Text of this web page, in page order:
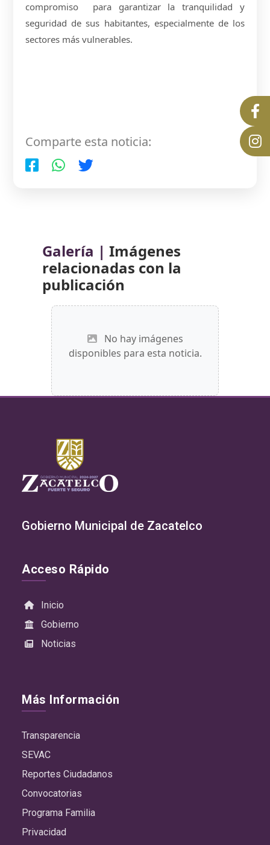
compromiso para garantizar la tranquilidad y
seguridad de sus habitantes, especialmente de los
sectores más vulnerables.
Comparte esta noticia:
Galería | Imágenes
relacionadas con la
publicación
No hay imágenes
disponibles para esta noticia.
Gobierno Municipal de Zacatelco
Acceso Rápido
Inicio
Gobierno
Noticias
Más Información
Transparencia
SEVAC
Reportes Ciudadanos
Convocatorias
Programa Familia
Privacidad